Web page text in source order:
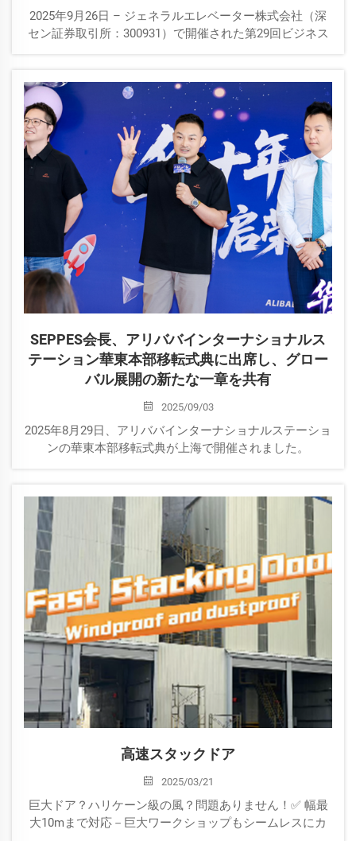
2025年9月26日 – ジェネラルエレベーター株式会社（深
セン証券取引所：300931）で開催された第29回ビジネス
出…」について基調講演を行いました。
SEPPES会長、アリババインターナショナルス
テーション華東本部移転式典に出席し、グロー
バル展開の新たな一章を共有
2025/09/03
2025年8月29日、アリババインターナショナルステーショ
ンの華東本部移転式典が上海で開催されました。
した。
高速スタックドア
2025/03/21
巨大ドア？ハリケーン級の風？問題ありません！✅ 幅最
大10mまで対応－巨大ワークショップもシームレスにカ